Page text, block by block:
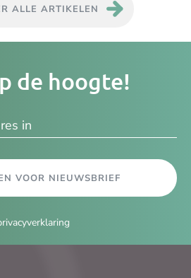
ALLE ARTIKELEN
de hoogte!
VOOR NIEUWSBRIEF